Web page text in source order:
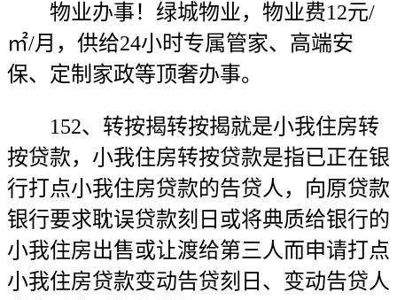
物业办事！绿城物业，物业费12元/
㎡/月，供给24小时专属管家、高端安
保、定制家政等顶奢办事。
152、转按揭转按揭就是小我住房转
按贷款，小我住房转按贷款是指已正在银
行打点小我住房贷款的告贷人，向原贷款
银行要求耽误贷款刻日或将典质给银行的
小我住房出售或让渡给第三人而申请打点
小我住房贷款变动告贷刻日、变动告贷人